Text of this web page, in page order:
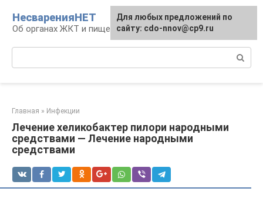
контенту
НесваренияНЕТ
Об органах ЖКТ и пищеварении
Главная » Инфекции
Лечение хеликобактер пилори народными
средствами — Лечение народными
средствами
Для любых предложений по
сайту: cdo-nnov@cp9.ru